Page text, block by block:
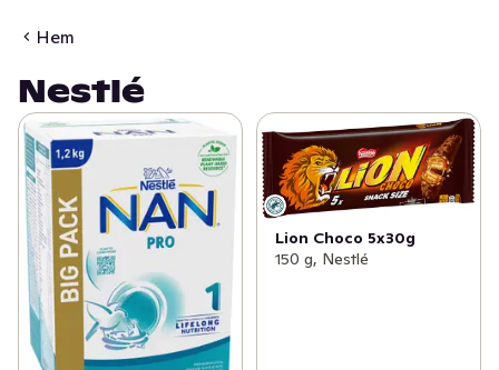
Hem
Nestlé
Lion Choco 5x30g
150 g, Nestlé